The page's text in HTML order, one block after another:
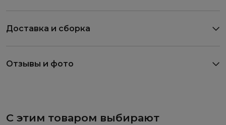
Доставка и сборка
Отзывы и фото
С этим товаром выбирают